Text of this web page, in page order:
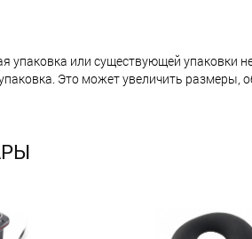
упаковка или существующей упаковки
Это может увеличить размеры,